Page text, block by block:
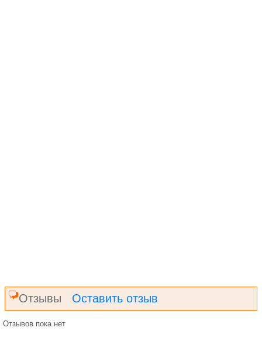
Отзывы Оставить отзыв
Отзывов пока нет